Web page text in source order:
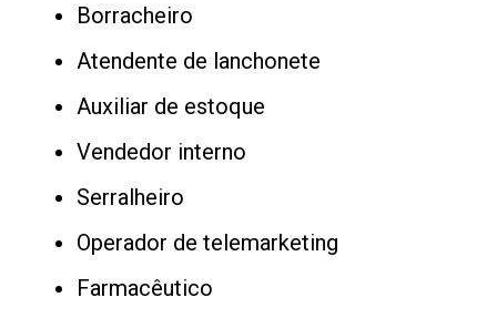
Borracheiro
Atendente de lanchonete
Auxiliar de estoque
Vendedor interno
Serralheiro
Operador de telemarketing
Farmacêutico